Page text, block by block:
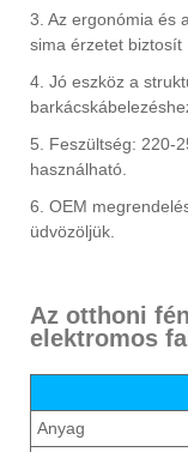
3. Az ergonómia és
sima érzetet biztosít
4. Jó eszköz a
5. Feszültség: 220-
használható.
6. OEM
üdvözöljük.
Az otthoni
elektromos
Anyag